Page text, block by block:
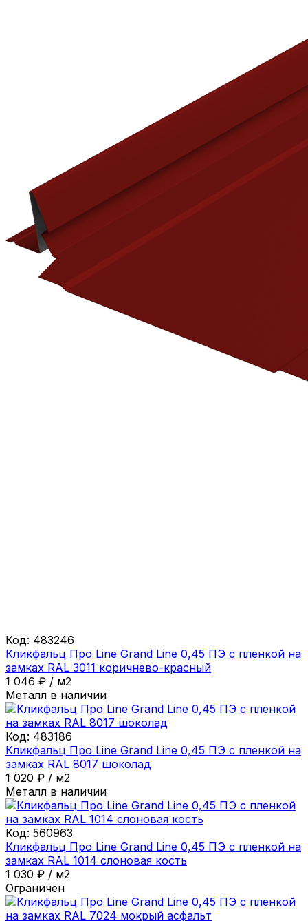
Код: 483246
Кликфальц Про Line Grand Line 0,45 ПЭ с пленкой на
замках RAL 3011 коричнево-красный
1 046 ₽ / м2
Металл в наличии
Код: 483186
Кликфальц Про Line Grand Line 0,45 ПЭ с пленкой на
замках RAL 8017 шоколад
1 020 ₽ / м2
Металл в наличии
Код: 560963
Кликфальц Про Line Grand Line 0,45 ПЭ с пленкой на
замках RAL 1014 слоновая кость
1 030 ₽ / м2
Ограничен